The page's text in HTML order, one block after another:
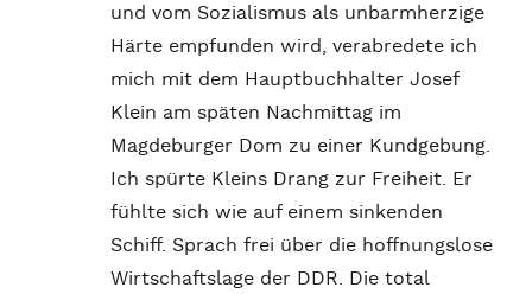
und vom Sozialismus als unbarmherzige
Härte empfunden wird, verabredete ich
mich mit dem Hauptbuchhalter Josef
Klein am späten Nachmittag im
Magdeburger Dom zu einer Kundgebung.
Ich spürte Kleins Drang zur Freiheit. Er
fühlte sich wie auf einem sinkenden
Schiff. Sprach frei über die hoffnungslose
Wirtschaftslage der DDR. Die total